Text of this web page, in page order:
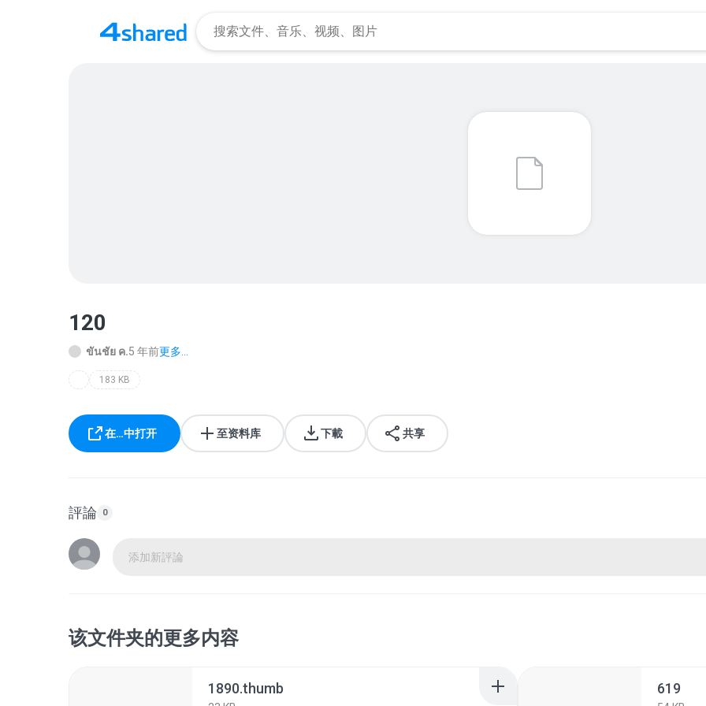
120
ขันชัย ค.5 年前更多...
183 KB
在…中打开 至资料库 下載 共享
評論 0
添加新評論
该文件夹的更多内容
1890.thumb 619